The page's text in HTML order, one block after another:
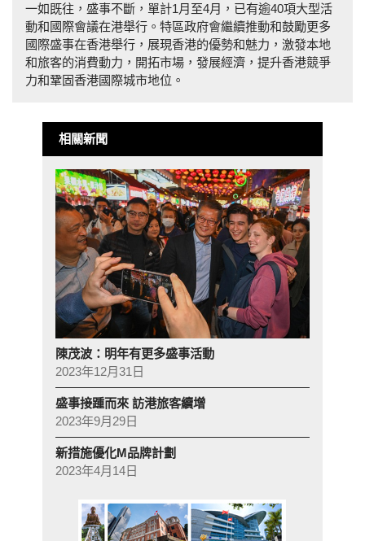
一如既往，盛事不斷，單計1月至4月，已有逾40項大型活
動和國際會議在港舉行。特區政府會繼續推動和鼓勵更多
國際盛事在香港舉行，展現香港的優勢和魅力，激發本地
和旅客的消費動力，開拓市場，發展經濟，提升香港競爭
力和鞏固香港國際城市地位。
相關新聞
陳茂波：明年有更多盛事活動
2023年12月31日
盛事接踵而來 訪港旅客續增
2023年9月29日
新措施優化M品牌計劃
2023年4月14日